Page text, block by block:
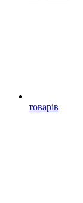
товарів